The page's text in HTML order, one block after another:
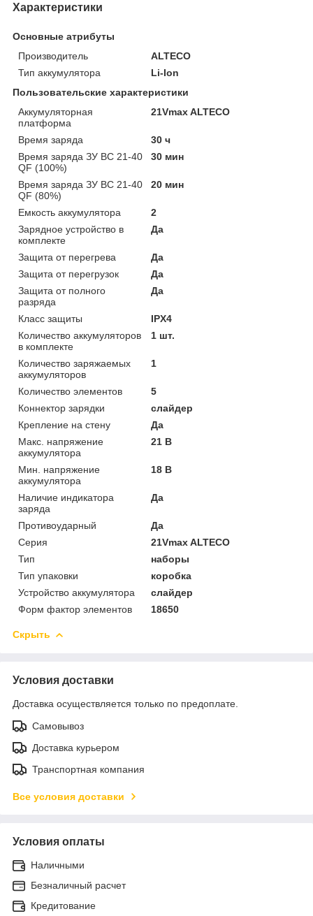
Характеристики
Основные атрибуты
Производитель
ALTECO
Тип аккумулятора
Li-Ion
Пользовательские характеристики
Аккумуляторная
платформа
21Vmax ALTECO
Время заряда
30 ч
Время заряда ЗУ BC 21-40
QF (100%)
30 мин
Время заряда ЗУ BC 21-40
QF (80%)
20 мин
Емкость аккумулятора
2
Зарядное устройство в
комплекте
Да
Защита от перегрева
Да
Защита от перегрузок
Да
Защита от полного
разряда
Да
Класс защиты
IPX4
Количество аккумуляторов
в комплекте
1 шт.
Количество заряжаемых
аккумуляторов
1
Количество элементов
5
Коннектор зарядки
слайдер
Крепление на стену
Да
Макс. напряжение
аккумулятора
21 В
Мин. напряжение
аккумулятора
18 В
Наличие индикатора
заряда
Да
Противоударный
Да
Серия
21Vmax ALTECO
Тип
наборы
Тип упаковки
коробка
Устройство аккумулятора
слайдер
Форм фактор элементов
18650
Скрыть
Условия доставки
Доставка осуществляется только по предоплате.
Самовывоз
Доставка курьером
Транспортная компания
Все условия доставки
Условия оплаты
Наличными
Безналичный расчет
Кредитование